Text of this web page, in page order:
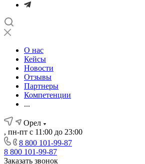
О нас
Кейсы
Новости
Отзывы
Партнеры
Компетенции
...
Орел
, пн-пт с 11:00 до 23:00
8 800 101-99-87
8 800 101-99-87
Заказать звонок